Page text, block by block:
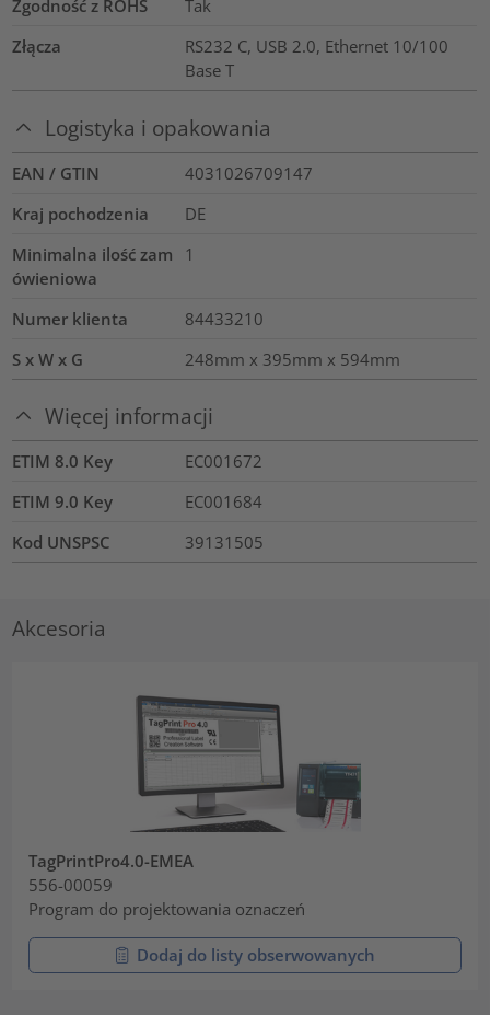
Zgodność z ROHS
Tak
Złącza
RS232 C, USB 2.0, Ethernet 10/100
Base T
Logistyka i opakowania
EAN / GTIN
4031026709147
Kraj pochodzenia
DE
Minimalna ilość zam
ówieniowa
1
Numer klienta
84433210
S x W x G
248mm x 395mm x 594mm
Więcej informacji
ETIM 8.0 Key
EC001672
ETIM 9.0 Key
EC001684
Kod UNSPSC
39131505
Akcesoria
TagPrintPro4.0-EMEA
556-00059
Program do projektowania oznaczeń
Dodaj do listy obserwowanych